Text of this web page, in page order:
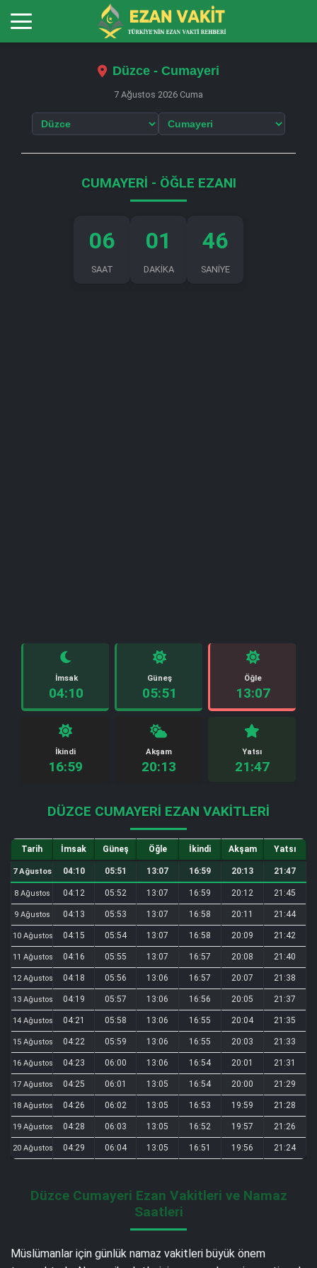
Düzce - Cumayeri
7 Ağustos 2026 Cuma
CUMAYERI - ÖĞLE EZANI
06
SAAT
01
DAKİKA
45
SANİYE
İmsak
04:10
Güneş
05:51
Öğle
13:07
İkindi
16:59
Akşam
20:13
Yatsı
21:47
DÜZCE CUMAYERI EZAN VAKITLERI
Tarih İmsak Güneş Öğle İkindi Akşam Yatsı
7 Ağustos 04:10 05:51 13:07 16:59 20:13 21:47
8 Ağustos 04:12 05:52 13:07 16:59 20:12 21:45
9 Ağustos 04:13 05:53 13:07 16:58 20:11 21:44
10 Ağustos 04:15 05:54 13:07 16:58 20:09 21:42
11 Ağustos 04:16 05:55 13:07 16:57 20:08 21:40
12 Ağustos 04:18 05:56 13:06 16:57 20:07 21:38
13 Ağustos 04:19 05:57 13:06 16:56 20:05 21:37
14 Ağustos 04:21 05:58 13:06 16:55 20:04 21:35
15 Ağustos 04:22 05:59 13:06 16:55 20:03 21:33
16 Ağustos 04:23 06:00 13:06 16:54 20:01 21:31
17 Ağustos 04:25 06:01 13:05 16:54 20:00 21:29
18 Ağustos 04:26 06:02 13:05 16:53 19:59 21:28
19 Ağustos 04:28 06:03 13:05 16:52 19:57 21:26
20 Ağustos 04:29 06:04 13:05 16:51 19:56 21:24
Düzce Cumayeri Ezan Vakitleri ve Namaz
Saatleri
Müslümanlar için günlük namaz vakitleri büyük önem